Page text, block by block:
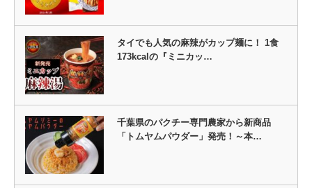
タイでも人気の麻辣がカップ麺に！ 1食
173kcalの『ミニカッ…
千葉県のパクチー専門農家から新商品
「トムヤムパウダー」発売！～本…